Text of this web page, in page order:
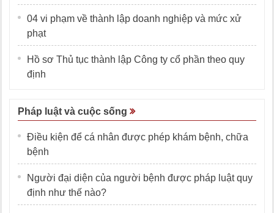
04 vi phạm về thành lập doanh nghiệp và mức xử
phạt
Hồ sơ Thủ tục thành lập Công ty cổ phần theo quy
định
Pháp luật và cuộc sống
Điều kiện để cá nhân được phép khám bệnh, chữa
bệnh
Người đại diện của người bệnh được pháp luật quy
định như thế nào?